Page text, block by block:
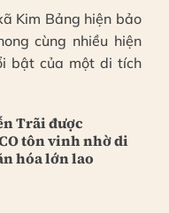
Kim Bảng hiện bảo
cùng nhiều hiện
bật của một di tích
Trãi được
tôn vinh nhờ di
hóa lớn lao